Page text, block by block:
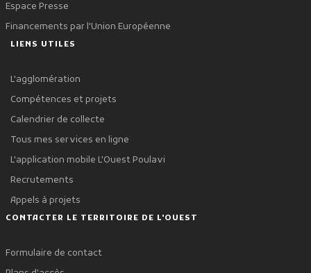
Espace Presse
Financements par l'Union Européenne
LIENS UTILES
L'agglomération
Compétences et projets
Calendrier de collecte
Tous mes services en ligne
L'application mobile L'Ouest Poulavi
Recrutements
Appels à projets
CONTACTER LE TERRITOIRE DE L'OUEST
Formulaire de contact